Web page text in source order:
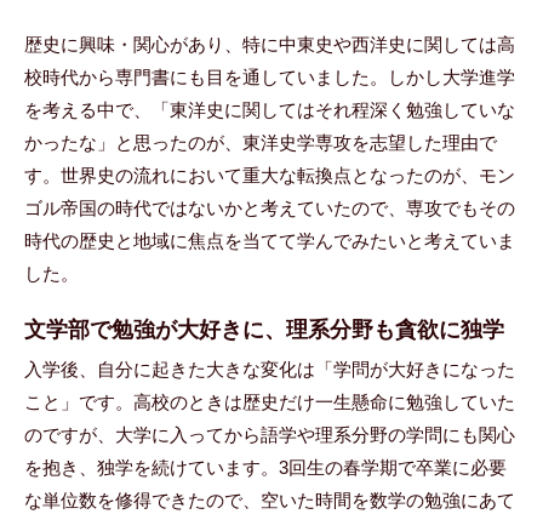
歴史に興味・関心があり、特に中東史や西洋史に関しては高
校時代から専門書にも目を通していました。しかし大学進学
を考える中で、「東洋史に関してはそれ程深く勉強していな
かったな」と思ったのが、東洋史学専攻を志望した理由で
す。世界史の流れにおいて重大な転換点となったのが、モン
ゴル帝国の時代ではないかと考えていたので、専攻でもその
時代の歴史と地域に焦点を当てて学んでみたいと考えていま
した。
文学部で勉強が大好きに、理系分野も貪欲に独学
入学後、自分に起きた大きな変化は「学問が大好きになった
こと」です。高校のときは歴史だけ一生懸命に勉強していた
のですが、大学に入ってから語学や理系分野の学問にも関心
を抱き、独学を続けています。3回生の春学期で卒業に必要
な単位数を修得できたので、空いた時間を数学の勉強にあて